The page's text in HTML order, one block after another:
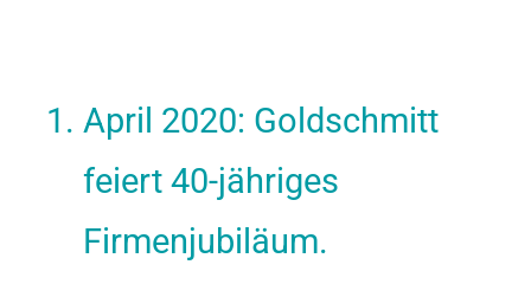
April 2020: Goldschmitt
feiert 40-jähriges
Firmenjubiläum.